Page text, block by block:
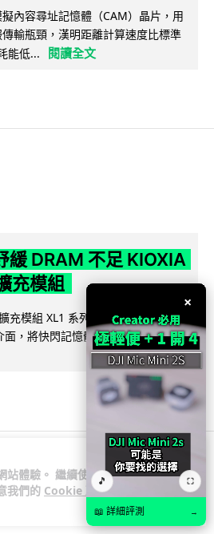
站體驗。 繼續使用
我們的 Cookie 政
內容尋址記憶體（CAM）晶片，用
輸瓶頸，漢明距離計算速度比標準
能低...
閱讀全文
緩 DRAM 不足 KIOXIA
充模組
充模組 XL1 系列，結合低延遲快閃記
面，將快閃記憶體轉化為記憶體擴充
×
🎵 ⛶
📖 詳細評測 →